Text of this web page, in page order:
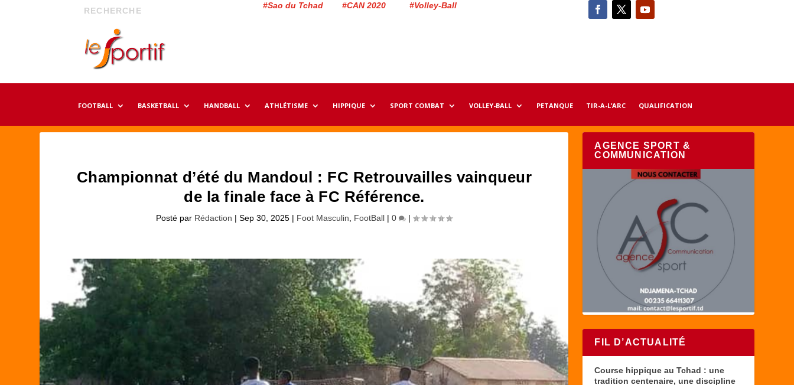
#Sao du Tchad #CAN 2020 #Volley-Ball
FOOTBALL BASKETBALL HANDBALL ATHLÉTISME HIPPIQUE SPORT COMBAT VOLLEY-BALL PETANQUE TIR-A-L’ARC QUALIFICATION
Championnat d’été du Mandoul : FC Retrouvailles vainqueur
de la finale face à FC Référence.
Posté par Rédaction |Sep 30, 2025 | Foot Masculin FootBall |0 |
AGENCE SPORT &
COMMUNICATION
FIL D’ACTUALITÉ
Course hippique au Tchad : une
tradition centenaire, une discipline